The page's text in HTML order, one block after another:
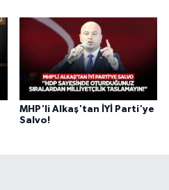
MHP'li Alkaş'tan İYİ Parti'ye
Salvo!